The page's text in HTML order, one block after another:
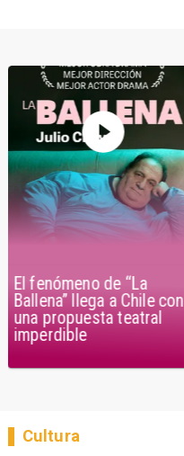
El fenómeno de “La
Ballena” llega a Chile con
una propuesta teatral
imperdible
Cultura